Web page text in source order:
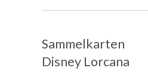
Sammelkarten
Disney Lorcana